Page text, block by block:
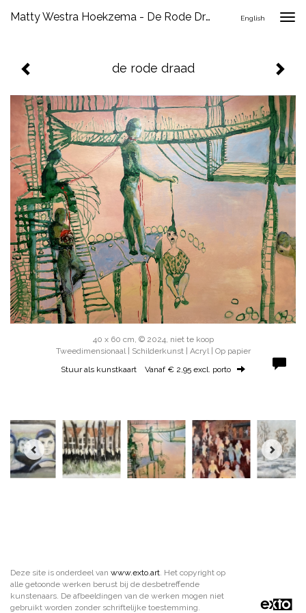
Matty Westra Hoekzema - De Rode Draad English
de rode draad
40 x 60 cm, © 2024, niet te koop
Tweedimensionaal | Schilderkunst | Acryl | Op papier
Stuur als kunstkaart Vanaf € 2,95 excl. porto
Deze site is onderdeel van www.exto.art. Het copyright op
alle getoonde werken berust bij de desbetreffende
kunstenaars. De afbeeldingen van de werken mogen niet
gebruikt worden zonder schriftelijke toestemming.